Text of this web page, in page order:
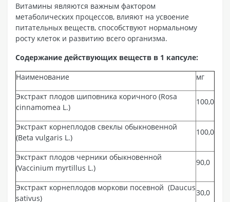
Витамины являются важным фактором
метаболических процессов, влияют на усвоение
питательных веществ, способствуют нормальному
росту клеток и развитию всего организма.
Содержание действующих веществ в 1 капсуле:
Наименование
мг
Экстракт плодов шиповника коричного (Rosa
cinnamomea L.)
100,0
Экстракт корнеплодов свеклы обыкновенной
(Beta vulgaris L.)
100,0
Экстракт плодов черники обыкновенной
(Vaccinium myrtillus L.)
90,0
Экстракт корнеплодов моркови посевной (Daucus
sativus)
30,0